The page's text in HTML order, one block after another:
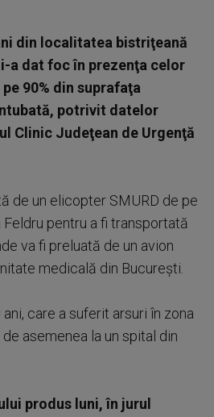
din localitatea bistriţeană
a dat foc în prezenţa celor
90% din suprafaţa
potrivit datelor
Clinic Judeţean de Urgenţă
de un elicopter SMURD de pe
pentru a fi transportată
va fi preluată de un avion
medicală din Bucureşti.
care a suferit arsuri în zona
asemenea la un spital din
produs luni, în jurul